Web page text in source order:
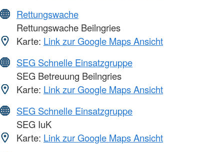
Rettungswache
Rettungswache Beilngries
Karte: Link zur Google Maps Ansicht
SEG Schnelle Einsatzgruppe
SEG Betreuung Beilngries
Karte: Link zur Google Maps Ansicht
SEG Schnelle Einsatzgruppe
SEG IuK
Karte: Link zur Google Maps Ansicht